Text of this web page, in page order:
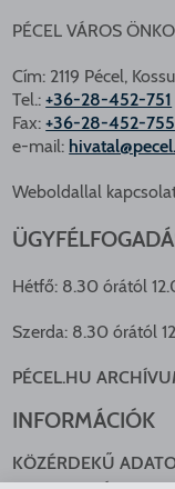
PÉCEL VÁROS
Cím: 2119 Pécel,
Tel.:+36-28-452-751
Fax:+36-28-452-755
e-mail:
Weboldallal
Hétfő: 8.30 órától
Szerda: 8.30 órától
PÉCEL.HU
INFORMÁCIÓK
KÖZÉRDEKŰ